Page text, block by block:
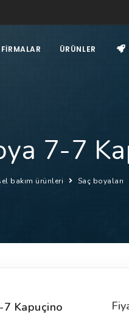
FIRMALAR ÜRÜNLER
7-7
bakım ürünleri Saç boyaları
7 Kapuçino